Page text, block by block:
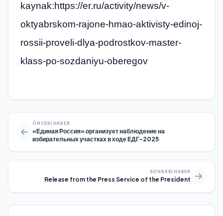
kaynak:https://er.ru/activity/news/v-
oktyabrskom-rajone-hmao-aktivisty-edinoj-
rossii-proveli-dlya-podrostkov-master-
klass-po-sozdaniyu-oberegov
ÖNCEKI HABER
«Единая Россия» организует наблюдение на
избирательных участках в ходе ЕДГ-2025
SONRAKI HABER
Release from the Press Service of the President